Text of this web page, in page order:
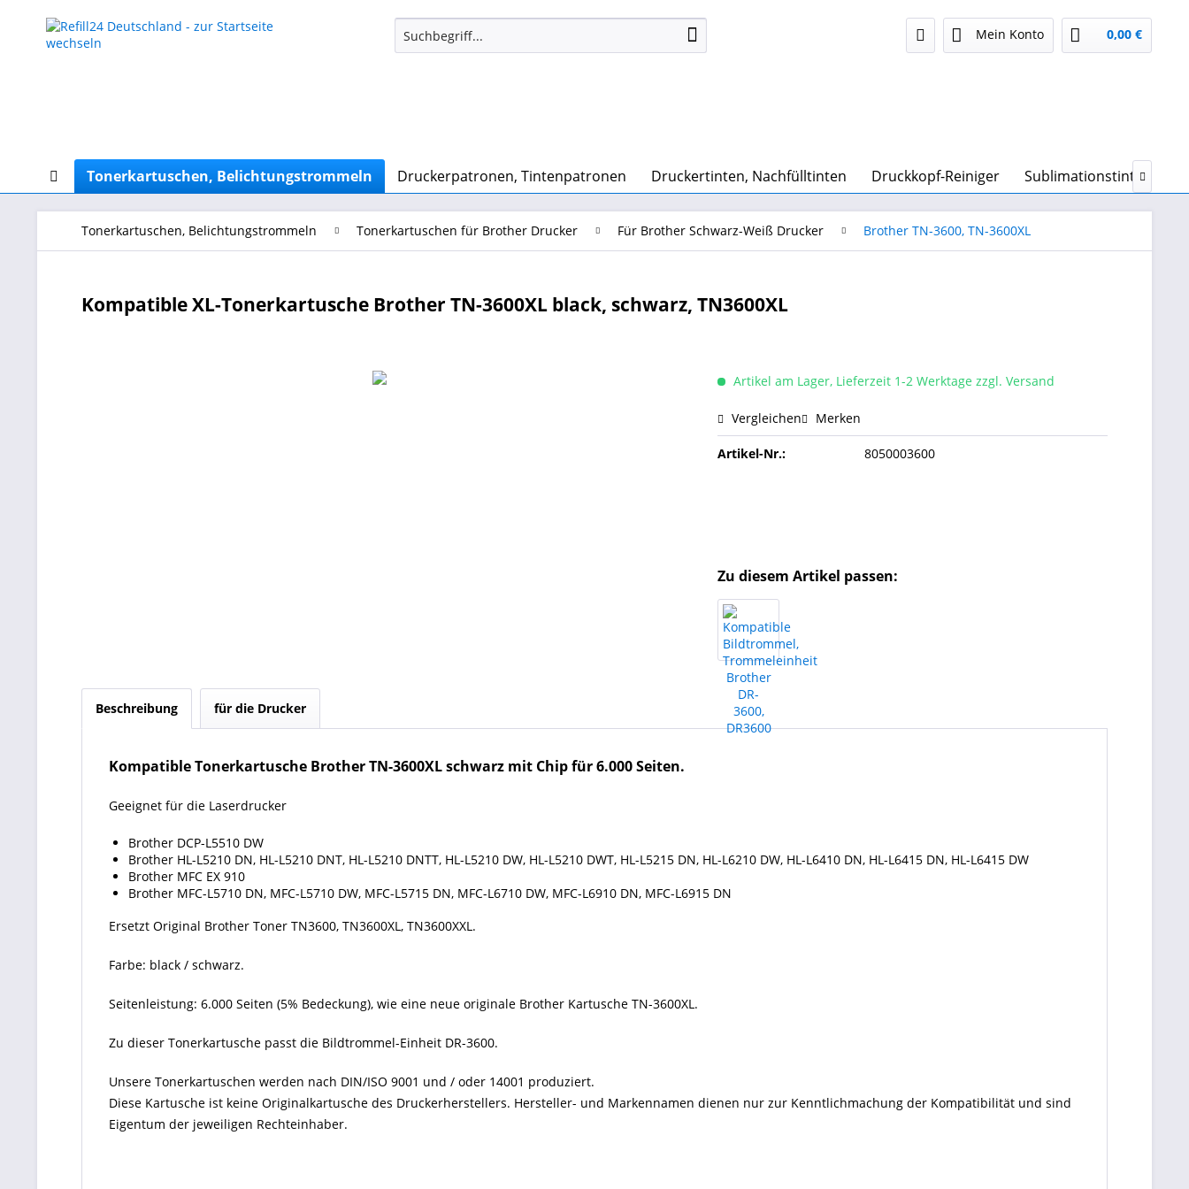
Mein Konto 0,00 €
Tonerkartuschen, Belichtungstrommeln Druckerpatronen, Tintenpatronen Druckertinten, Nachfülltinten Druckkopf-Reiniger Sublimationstinte &

Tonerkartuschen, Belichtungstrommeln Tonerkartuschen für Brother Drucker Für Brother Schwarz-Weiß Drucker Brother TN-3600, TN-3600XL
Kompatible XL-Tonerkartusche Brother TN-3600XL black, schwarz, TN3600XL
Artikel am Lager, Lieferzeit 1-2 Werktage zzgl. Versand
Vergleichen Merken
Artikel-Nr.: 8050003600
Zu diesem Artikel passen:
Beschreibung für die Drucker
Kompatible Tonerkartusche Brother TN-3600XL schwarz mit Chip für 6.000 Seiten.
Geeignet für die Laserdrucker
Brother DCP-L5510 DW
Brother HL-L5210 DN, HL-L5210 DNT, HL-L5210 DNTT, HL-L5210 DW, HL-L5210 DWT, HL-L5215 DN, HL-L6210 DW, HL-L6410 DN, HL-L6415 DN, HL-L6415 DW
Brother MFC EX 910
Brother MFC-L5710 DN, MFC-L5710 DW, MFC-L5715 DN, MFC-L6710 DW, MFC-L6910 DN, MFC-L6915 DN
Ersetzt Original Brother Toner TN3600, TN3600XL, TN3600XXL.
Farbe: black / schwarz.
Seitenleistung: 6.000 Seiten (5% Bedeckung), wie eine neue originale Brother Kartusche TN-3600XL.
Zu dieser Tonerkartusche passt die Bildtrommel-Einheit DR-3600.
Unsere Tonerkartuschen werden nach DIN/ISO 9001 und / oder 14001 produziert.
Diese Kartusche ist keine Originalkartusche des Druckerherstellers. Hersteller- und Markennamen dienen nur zur Kenntlichmachung der Kompatibilität und sind
Eigentum der jeweiligen Rechteinhaber.